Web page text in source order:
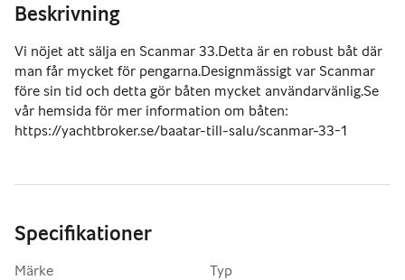
Beskrivning
Vi nöjet att sälja en Scanmar 33.Detta är en robust båt där
man får mycket för pengarna.Designmässigt var Scanmar
före sin tid och detta gör båten mycket användarvänlig.Se
vår hemsida för mer information om båten:
https://yachtbroker.se/baatar-till-salu/scanmar-33-1
Specifikationer
Märke
Typ